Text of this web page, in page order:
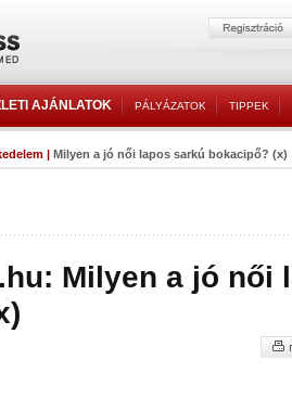
AJÁNLATOK PÁLYÁZATOK TIPPEK
| Milyen a jó női lapos sarkú bokacipő? (x)
Milyen a jó női